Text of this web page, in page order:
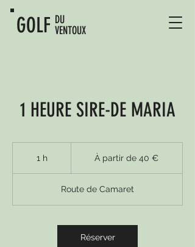
GOLF DU
VENTOUX
1 HEURE SIRE-DE MARIA
1 h1
euros
À partir de 40 €
Route de Camaret
Réserver